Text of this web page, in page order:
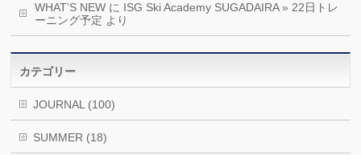
WHAT’S NEW に ISG Ski Academy SUGADAIRA » 22日トレ
ーニング予定 より
カテゴリー
JOURNAL (100)
SUMMER (18)